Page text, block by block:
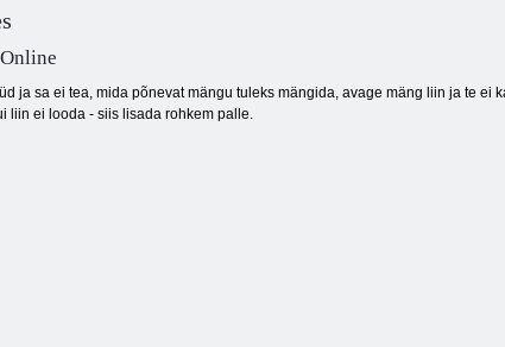
ja sa ei tea, mida põnevat mängu tuleks mängida, avage mäng liin ja te
liin ei looda - siis lisada rohkem palle.